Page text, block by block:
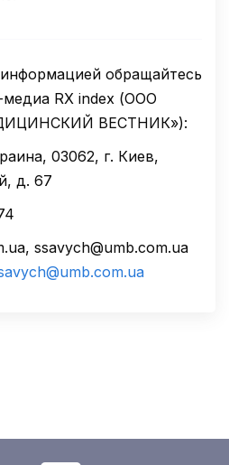
обращайтесь
RX index (ООО
ВЕСТНИК»):
03062, г. Киев,
д. 67
ssavych@umb.com.ua